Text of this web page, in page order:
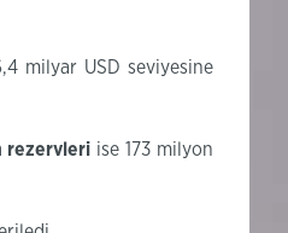
milyar USD seviyesine
rezervleri ise 173 milyon